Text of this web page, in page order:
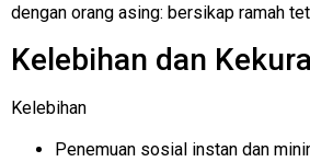
dengan orang asing: bersikap ramah
Kelebihan dan
Kelebihan
Penemuan sosial instan dan